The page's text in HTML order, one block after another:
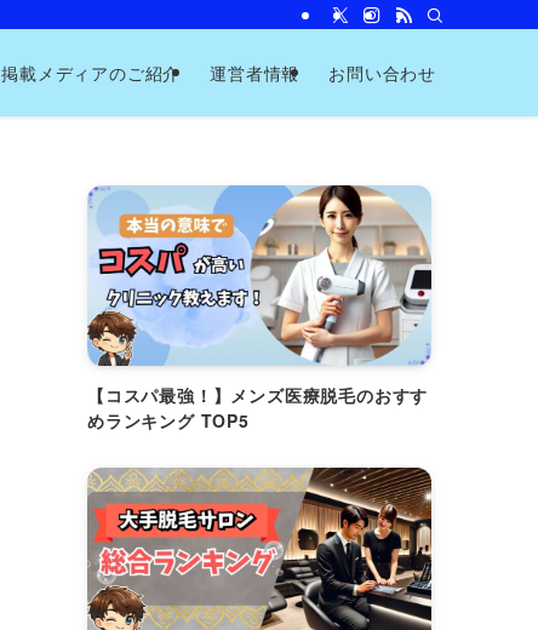
掲載メディアのご紹介 運営者情報 お問い合わせ
【コスパ最強！】メンズ医療脱毛のおすす
めランキング TOP5